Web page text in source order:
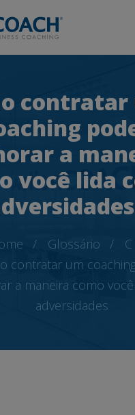
contratar
a
você lida
Glossário
C
contratar um
a maneira como
adversidades